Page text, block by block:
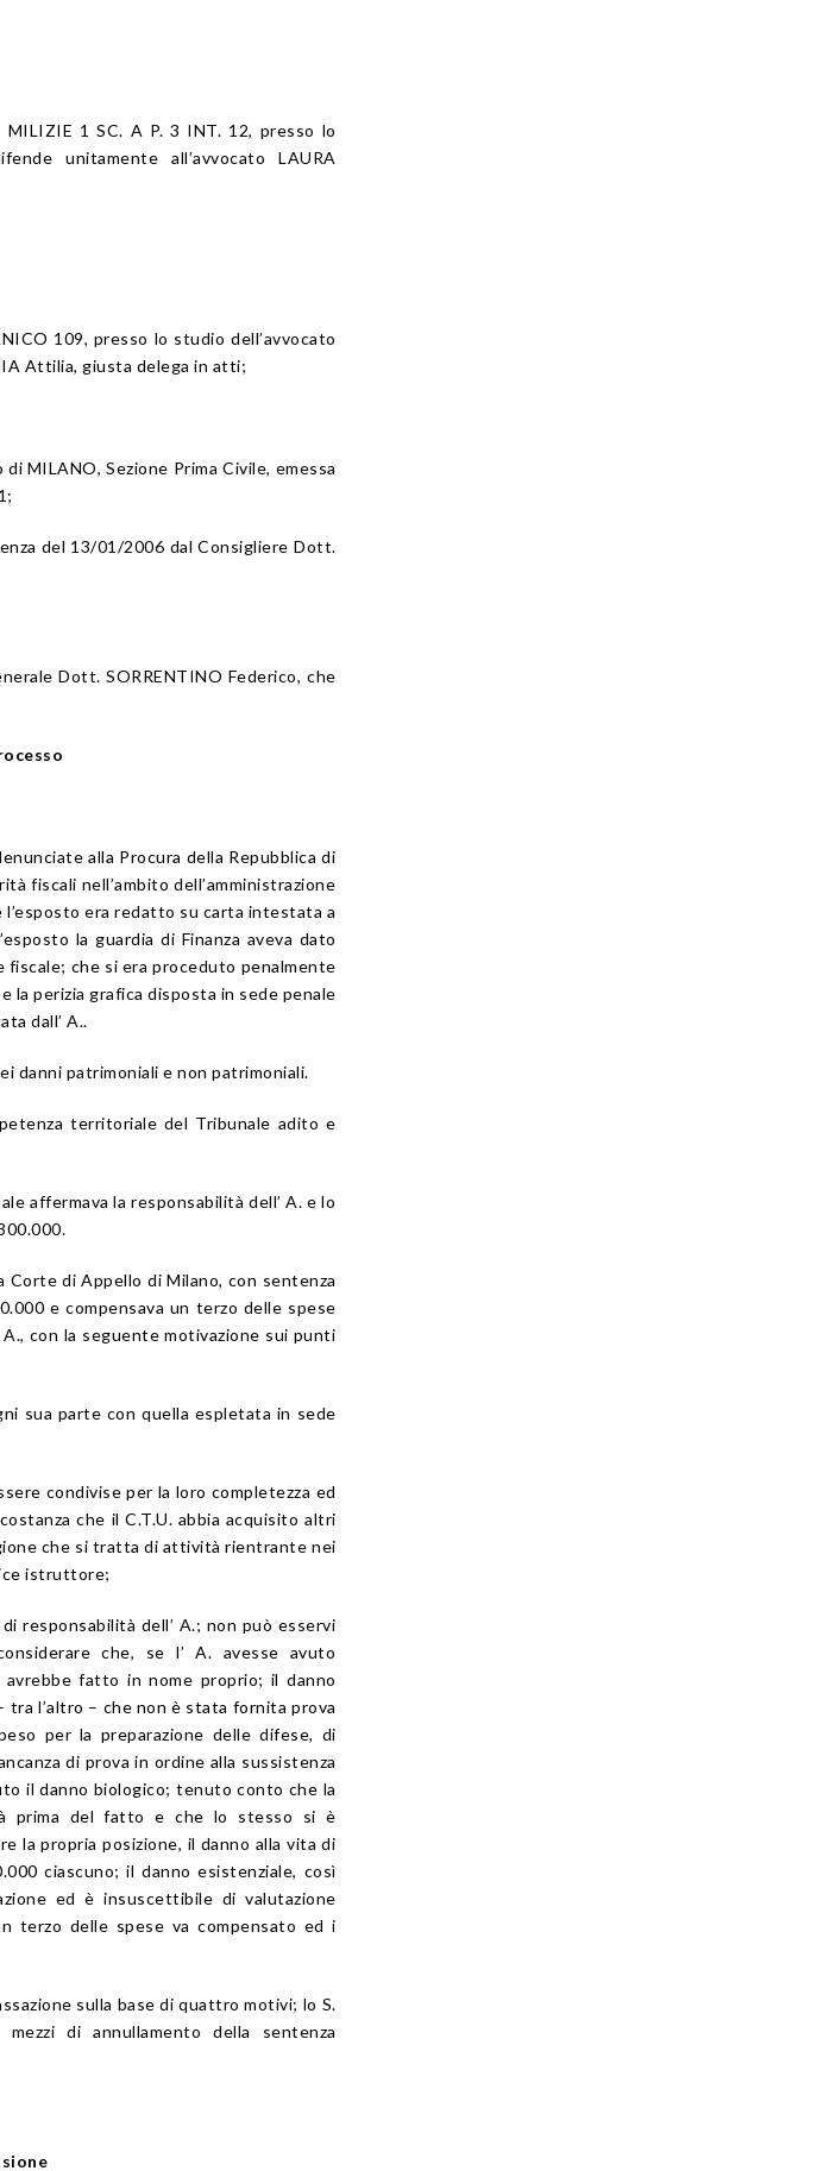
1 SC. A P. 3 INT. 12, presso lo
unitamente all’avvocato LAURA
109, presso lo studio dell’avvocato
Attilia, giusta delega in atti;
MILANO, Sezione Prima Civile, emessa
del 13/01/2006 dal Consigliere Dott.
Dott. SORRENTINO Federico, che
alla Procura della Repubblica di
fiscali nell’ambito dell’amministrazione
l’esposto era redatto su carta intestata a
la guardia di Finanza aveva dato
fiscale; che si era proceduto penalmente
la perizia grafica disposta in sede penale
dall’ A..
danni patrimoniali e non patrimoniali.
territoriale del Tribunale adito e
affermava la responsabilità dell’ A. e lo
Corte di Appello di Milano, con sentenza
e compensava un terzo delle spese
con la seguente motivazione sui punti
sua parte con quella espletata in sede
condivise per la loro completezza ed
che il C.T.U. abbia acquisito altri
che si tratta di attività rientrante nei
istruttore;
responsabilità dell’ A.; non può esservi
che, se l’ A. avesse avuto
avrebbe fatto in nome proprio; il danno
tra l’altro – che non è stata fornita prova
per la preparazione delle difese, di
di prova in ordine alla sussistenza
il danno biologico; tenuto conto che la
prima del fatto e che lo stesso si è
la propria posizione, il danno alla vita di
ciascuno; il danno esistenziale, così
ed è insuscettibile di valutazione
terzo delle spese va compensato ed i
sulla base di quattro motivi; lo S.
di annullamento della sentenza